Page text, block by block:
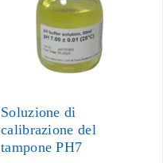
Soluzione di
calibrazione del
tampone PH7